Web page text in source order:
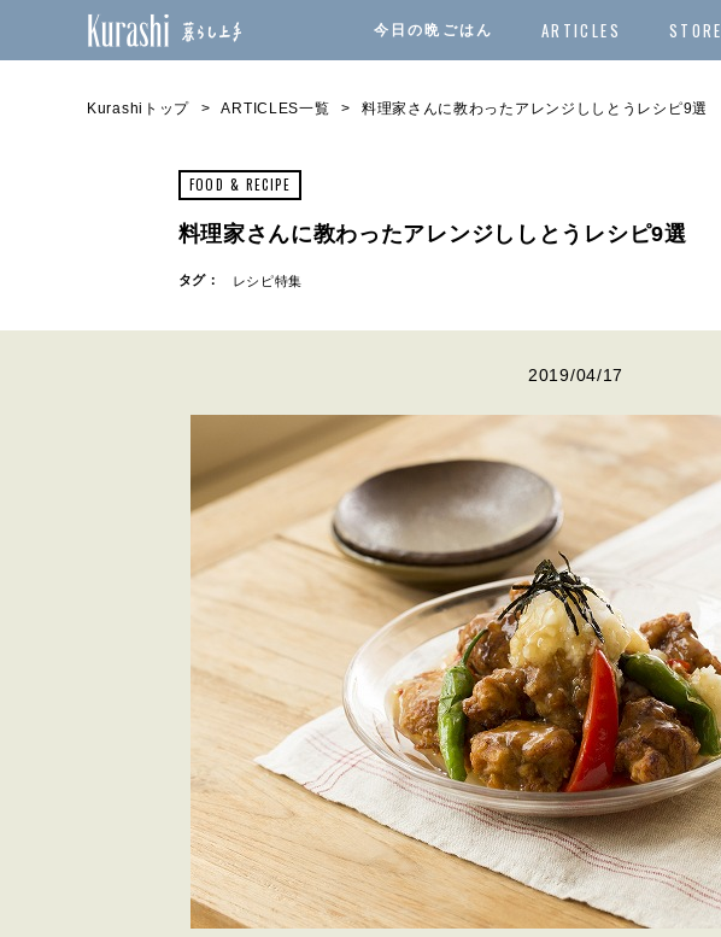
今日の晩ごはん ARTICLES STORE
Kurashiトップ ARTICLES一覧 料理家さんに教わったアレンジししとうレシピ9選
FOOD & RECIPE
料理家さんに教わったアレンジししとうレシピ9選
タグ： レシピ特集
2019/04/17